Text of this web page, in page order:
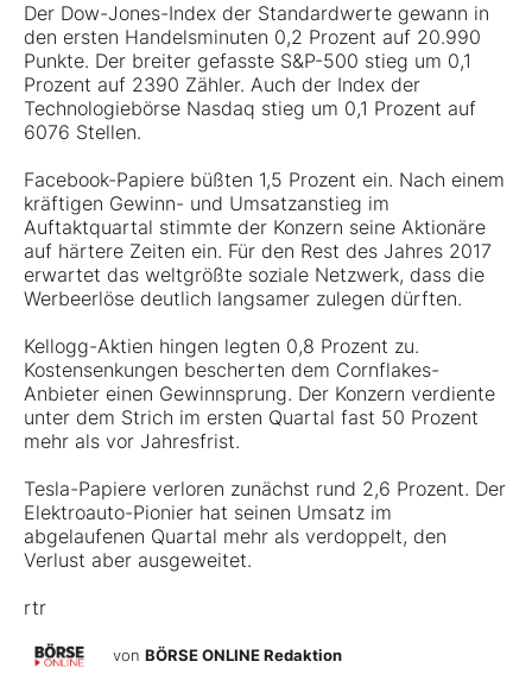
Der Dow-Jones-Index der Standardwerte gewann in
den ersten Handelsminuten 0,2 Prozent auf 20.990
Punkte. Der breiter gefasste S&P-500 stieg um 0,1
Prozent auf 2390 Zähler. Auch der Index der
Technologiebörse Nasdaq stieg um 0,1 Prozent auf
6076 Stellen.
Facebook-Papiere büßten 1,5 Prozent ein. Nach einem
kräftigen Gewinn- und Umsatzanstieg im
Auftaktquartal stimmte der Konzern seine Aktionäre
auf härtere Zeiten ein. Für den Rest des Jahres 2017
erwartet das weltgrößte soziale Netzwerk, dass die
Werbeerlöse deutlich langsamer zulegen dürften.
Kellogg-Aktien hingen legten 0,8 Prozent zu.
Kostensenkungen bescherten dem Cornflakes-
Anbieter einen Gewinnsprung. Der Konzern verdiente
unter dem Strich im ersten Quartal fast 50 Prozent
mehr als vor Jahresfrist.
Tesla-Papiere verloren zunächst rund 2,6 Prozent. Der
Elektroauto-Pionier hat seinen Umsatz im
abgelaufenen Quartal mehr als verdoppelt, den
Verlust aber ausgeweitet.
rtr
von BÖRSE ONLINE Redaktion